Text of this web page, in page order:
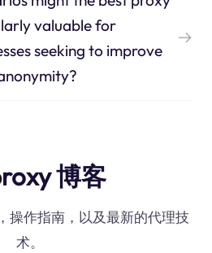
valuable for
seeking to improve
博客
操作指南，以及最新的代理技
术。